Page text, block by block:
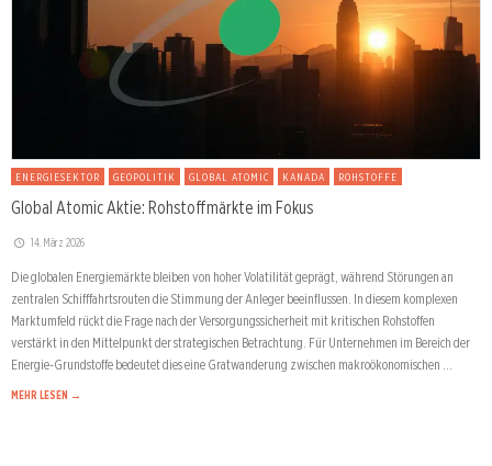
ENERGIESEKTOR GEOPOLITIK GLOBAL ATOMIC KANADA ROHSTOFFE
Global Atomic Aktie: Rohstoffmärkte im Fokus
14. März 2026
Die globalen Energiemärkte bleiben von hoher Volatilität geprägt, während Störungen an
zentralen Schifffahrtsrouten die Stimmung der Anleger beeinflussen. In diesem komplexen
Marktumfeld rückt die Frage nach der Versorgungssicherheit mit kritischen Rohstoffen
verstärkt in den Mittelpunkt der strategischen Betrachtung. Für Unternehmen im Bereich der
Energie-Grundstoffe bedeutet dies eine Gratwanderung zwischen makroökonomischen …
MEHR LESEN →